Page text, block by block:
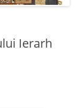
Ierarh